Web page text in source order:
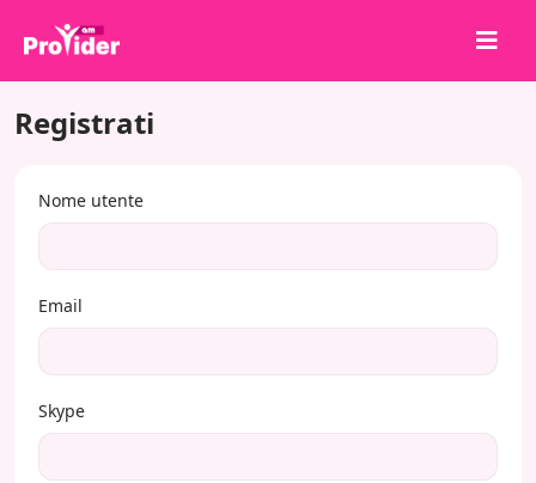
Condividi per vincere!
Accedi
API
Termini
Blog
Registrati
Nome utente
Email
Skype